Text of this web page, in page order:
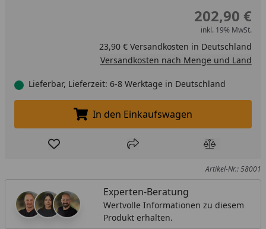
202,90 €
inkl. 19% MwSt.
23,90 € Versandkosten in Deutschland
Versandkosten nach Menge und Land
Lieferbar, Lieferzeit: 6-8 Werktage in Deutschland
In den Einkaufswagen legen
In den Einkaufswagen
Produkt zur Wunschliste hinzufügen
Teilen Produkt
Artikel-Nr.: 58001
Experten-Beratung
Wertvolle Informationen zu diesem
Produkt erhalten.